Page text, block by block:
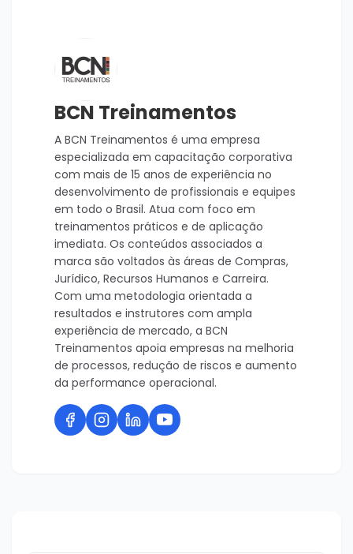
BCN Treinamentos
A BCN Treinamentos é uma empresa
especializada em capacitação corporativa
com mais de 15 anos de experiência no
desenvolvimento de profissionais e equipes
em todo o Brasil. Atua com foco em
treinamentos práticos e de aplicação
imediata. Os conteúdos associados a
marca são voltados às áreas de Compras,
Jurídico, Recursos Humanos e Carreira.
Com uma metodologia orientada a
resultados e instrutores com ampla
experiência de mercado, a BCN
Treinamentos apoia empresas na melhoria
de processos, redução de riscos e aumento
da performance operacional.